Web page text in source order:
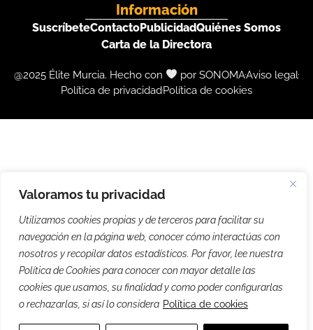
Valoramos tu privacidad
Utilizamos cookies propias y de terceros para facilitar su
navegación en la página web, conocer cómo interactúas con
nosotros y recopilar datos estadísticos. Por favor, lee nuestra
Política de Cookies para conocer con mayor detalle las
cookies que usamos, su finalidad y como poder configurarlas
o rechazarlas, si así lo considera Política de cookies
Información
SuscríbeteContactoPublicidadQuiénes Somos
Carta de la Directora
@2025 Élite Murcia. Hecho con por SONOMAAviso legal
Política de privacidadPolítica de cookies